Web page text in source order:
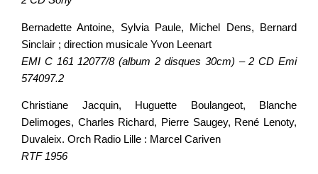
Bernadette Antoine, Sylvia Paule, Michel Dens, Bernard
Sinclair ; direction musicale Yvon Leenart
EMI C 161 12077/8 (album 2 disques 30cm) – 2 CD Emi
574097.2
Christiane Jacquin, Huguette Boulangeot, Blanche
Delimoges, Charles Richard, Pierre Saugey, René Lenoty,
Duvaleix. Orch Radio Lille : Marcel Cariven
RTF 1956